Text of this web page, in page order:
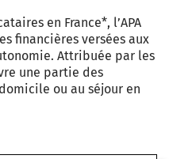
en France*, l’APA
financières versées aux
Attribuée par les
une partie des
ou au séjour en